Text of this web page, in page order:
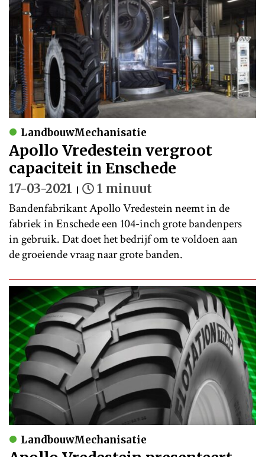
LandbouwMechanisatie
Apollo Vredestein vergroot
capaciteit in Enschede
17-03-2021 1 minuut
Bandenfabrikant Apollo Vredestein neemt in de
fabriek in Enschede een 104-inch grote bandenpers
in gebruik. Dat doet het bedrijf om te voldoen aan
de groeiende vraag naar grote banden.
LandbouwMechanisatie